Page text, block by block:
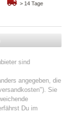
> 14 Tage